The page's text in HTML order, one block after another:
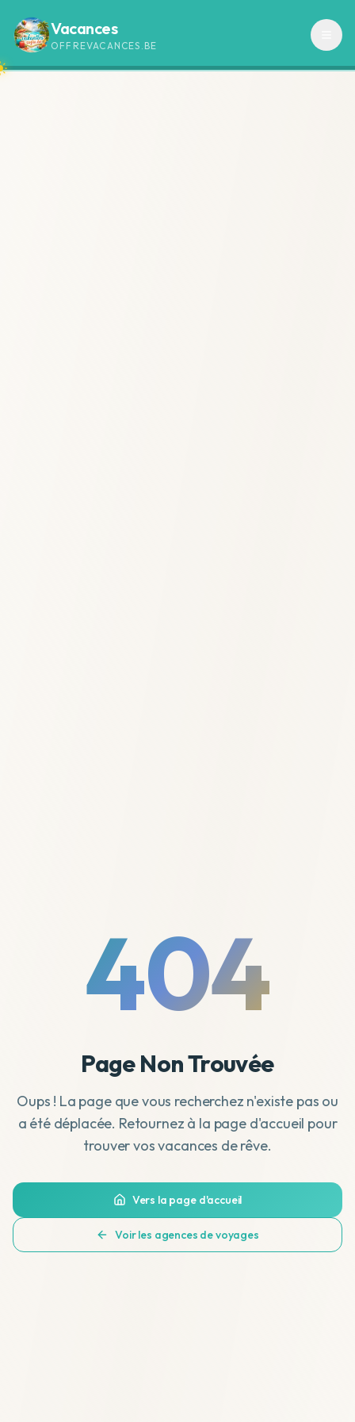
Vacances
OFFREVACANCES.BE
404
Page Non Trouvée
Oups ! La page que vous recherchez n'existe pas ou
a été déplacée. Retournez à la page d'accueil pour
trouver vos vacances de rêve.
Vers la page d'accueil
Voir les agences de voyages